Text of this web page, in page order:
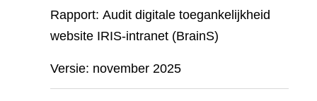
Rapport: Audit digitale toegankelijkheid
website IRIS-intranet (BrainS)
Versie: november 2025